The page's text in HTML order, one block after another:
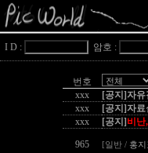
I D : 암호 :
번호
xxx
[공지]자
xxx
[공지]자료
xxx
[공지] 비난
965 [일반 / 홍지